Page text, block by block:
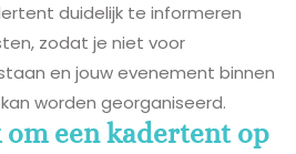
duidelijk te informeren
zodat je niet voor
en jouw evenement binnen
worden georganiseerd.
een kadertent op